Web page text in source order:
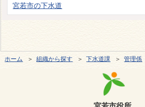
宮若市の下水道
ホーム ＞組織から探す ＞下水道課 ＞管理係